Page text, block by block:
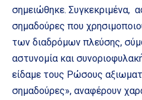
σημειώθηκε. Συγκεκριμένα,
σημαδούρες που
των διαδρόμων πλεύσης,
αστυνομία και
είδαμε τους Ρώσους
σημαδούρες», αναφέρουν